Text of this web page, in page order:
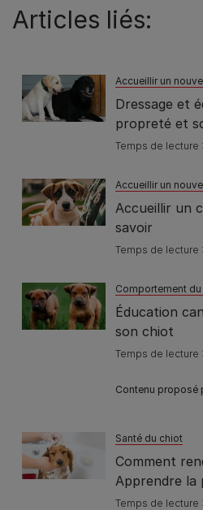
Articles liés:
Accueillir un
Dressage et
propreté et
Temps de lecture
Accueillir un
Accueillir un
savoir
Temps de lecture
Comportement
Éducation
son chiot
Temps de lecture
Contenu proposé
Santé du chiot
Comment
Apprendre la
Temps de lecture